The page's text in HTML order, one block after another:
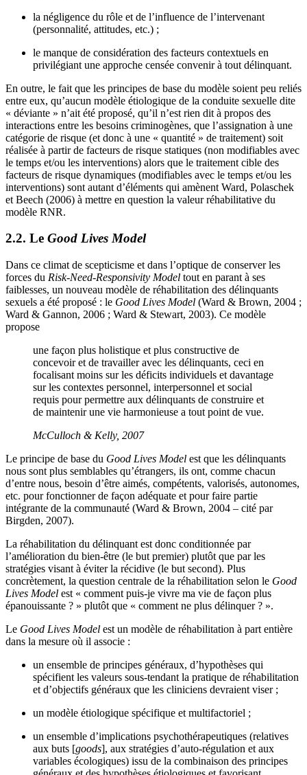
la négligence du rôle et de l’influence de l’intervenant
(personnalité, attitudes, etc.) ;
le manque de considération des facteurs contextuels en
privilégiant une approche censée convenir à tout délinquant.
En outre, le fait que les principes de base du modèle soient peu reliés
entre eux, qu’aucun modèle étiologique de la conduite sexuelle dite
« déviante » n’ait été proposé, qu’il n’est rien dit à propos des
interactions entre les besoins criminogènes, que l’assignation à une
catégorie de risque (et donc à une « quantité » de traitement) soit
réalisée à partir de facteurs de risque statiques (non modifiables avec
le temps et/ou les interventions) alors que le traitement cible des
facteurs de risque dynamiques (modifiables avec le temps et/ou les
interventions) sont autant d’éléments qui amènent Ward, Polaschek
et Beech (2006) à mettre en question la valeur réhabilitative du
modèle RNR.
2.2. Le Good Lives Model
Dans ce climat de scepticisme et dans l’optique de conserver les
forces du Risk-Need-Responsivity Model tout en parant à ses
faiblesses, un nouveau modèle de réhabilitation des délinquants
sexuels a été proposé : le Good Lives Model (Ward & Brown, 2004 ;
Ward & Gannon, 2006 ; Ward & Stewart, 2003). Ce modèle
propose
une façon plus holistique et plus constructive de
concevoir et de travailler avec les délinquants, ceci en
focalisant moins sur les déficits individuels et davantage
sur les contextes personnel, interpersonnel et social
requis pour permettre aux délinquants de construire et
de maintenir une vie harmonieuse a tout point de vue.
McCulloch & Kelly, 2007
Le principe de base du Good Lives Model est que les délinquants
nous sont plus semblables qu’étrangers, ils ont, comme chacun
d’entre nous, besoin d’être aimés, compétents, valorisés, autonomes,
etc. pour fonctionner de façon adéquate et pour faire partie
intégrante de la communauté (Ward & Brown, 2004 – cité par
Birgden, 2007).
La réhabilitation du délinquant est donc conditionnée par
l’amélioration du bien-être (le but premier) plutôt que par les
stratégies visant à éviter la récidive (le but second). Plus
concrètement, la question centrale de la réhabilitation selon le Good
Lives Model est « comment puis-je vivre ma vie de façon plus
épanouissante ? » plutôt que « comment ne plus délinquer ? ».
Le Good Lives Model est un modèle de réhabilitation à part entière
dans la mesure où il associe :
un ensemble de principes généraux, d’hypothèses qui
spécifient les valeurs sous-tendant la pratique de réhabilitation
et d’objectifs généraux que les cliniciens devraient viser ;
un modèle étiologique spécifique et multifactoriel ;
un ensemble d’implications psychothérapeutiques (relatives
aux buts [goods], aux stratégies d’auto-régulation et aux
variables écologiques) issu de la combinaison des principes